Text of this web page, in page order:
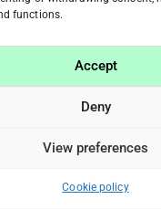
functions.
Accept
Deny
View preferences
Cookie policy